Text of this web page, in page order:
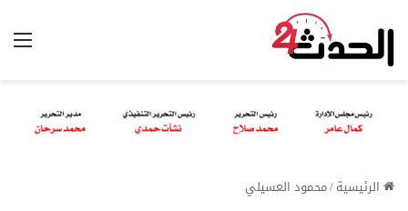
الرئيسية/محمود العسيلي